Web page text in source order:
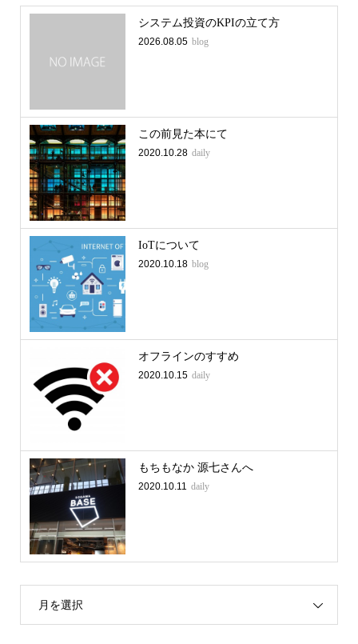
システム投資のKPIの立て方
2026.08.05 blog
この前見た本にて
2020.10.28 daily
IoTについて
2020.10.18 blog
オフラインのすすめ
2020.10.15 daily
もちもなか 源七さんへ
2020.10.11 daily
月を選択